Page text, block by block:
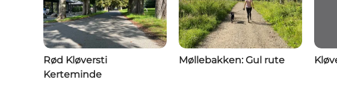
Rød Kløversti
Kerteminde
Møllebakken: Gul rute